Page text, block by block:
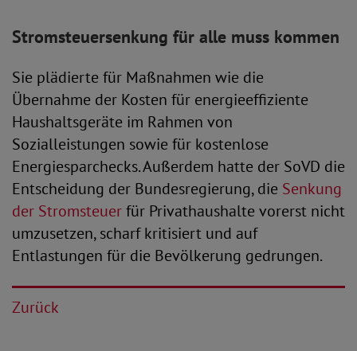
Stromsteuersenkung für alle muss kommen
Sie plädierte für Maßnahmen wie die
Übernahme der Kosten für energieeffiziente
Haushaltsgeräte im Rahmen von
Sozialleistungen sowie für kostenlose
Energiesparchecks. Außerdem hatte der SoVD die
Entscheidung der Bundesregierung, die Senkung
der Stromsteuerfür Privathaushalte vorerst nicht
umzusetzen, scharf kritisiert und auf
Entlastungen für die Bevölkerung gedrungen.
Zurück